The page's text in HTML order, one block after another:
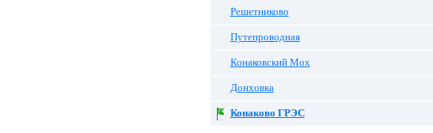
Решетниково
Путепроводная
Конаковский Мох
Донховка
Конаково ГРЭС